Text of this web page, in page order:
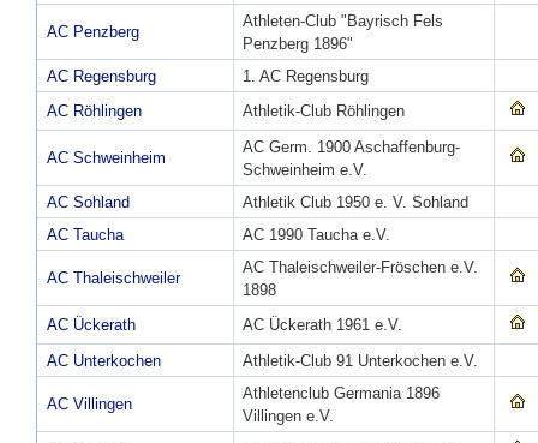
AC Penzberg
Athleten-Club "Bayrisch Fels
Penzberg 1896"
AC Regensburg
1. AC Regensburg
AC Röhlingen
Athletik-Club Röhlingen
AC Schweinheim
AC Germ. 1900 Aschaffenburg-
Schweinheim e.V.
AC Sohland
Athletik Club 1950 e. V. Sohland
AC Taucha
AC 1990 Taucha e.V.
AC Thaleischweiler
AC Thaleischweiler-Fröschen e.V.
1898
AC Ückerath
AC Ückerath 1961 e.V.
AC Unterkochen
Athletik-Club 91 Unterkochen e.V.
AC Villingen
Athletenclub Germania 1896
Villingen e.V.